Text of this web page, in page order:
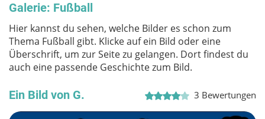
Galerie: Fußball
Hier kannst du sehen, welche Bilder es schon zum
Thema Fußball gibt. Klicke auf ein Bild oder eine
Überschrift, um zur Seite zu gelangen. Dort findest du
auch eine passende Geschichte zum Bild.
Ein Bild von G. 3 Bewertungen